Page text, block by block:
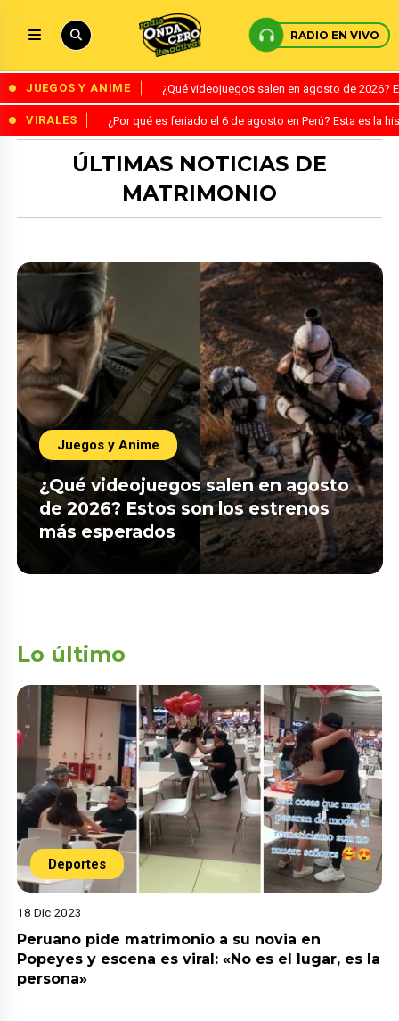
RADIO EN VIVO
JUEGOS Y ANIME ¿Qué videojuegos salen en agosto de
VIRALES ¿Por qué es feriado el 6 de agosto en Perú? Esta es la
ÚLTIMAS NOTICIAS DE
MATRIMONIO
Juegos y Anime
¿Qué videojuegos salen en agosto
de 2026? Estos son los estrenos
más esperados
Lo último
Deportes
18 Dic 2023
Peruano pide matrimonio a su novia en
Popeyes y escena es viral: «No es el lugar, es la
persona»